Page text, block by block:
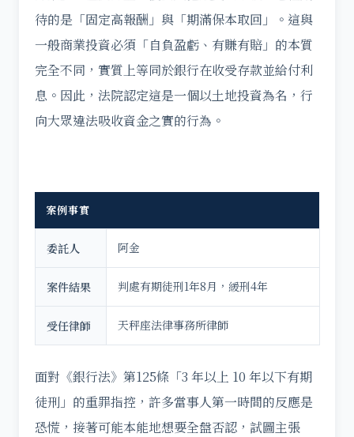
待的是「固定高報酬」與「期滿保本取回」。這與
一般商業投資必須「自負盈虧、有賺有賠」的本質
完全不同，實質上等同於銀行在收受存款並給付利
息。因此，法院認定這是一個以土地投資為名，行
向大眾違法吸收資金之實的行為。
案例事實
委託人 阿金
案件結果 判處有期徒刑1年8月，緩刑4年
受任律師 天秤座法律事務所律師
面對《銀行法》第125條「3 年以上 10 年以下有期
徒刑」的重罪指控，許多當事人第一時間的反應是
恐慌，接著可能本能地想要全盤否認，試圖主張